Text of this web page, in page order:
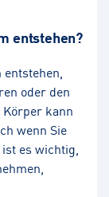
entstehen?
oder den
kann
wenn Sie
es wichtig,